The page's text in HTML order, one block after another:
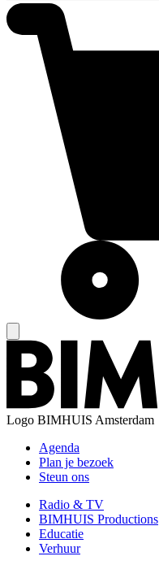
Logo BIMHUIS Amsterdam
Agenda
Plan je bezoek
Steun ons
Radio & TV
BIMHUIS Productions
Educatie
Verhuur